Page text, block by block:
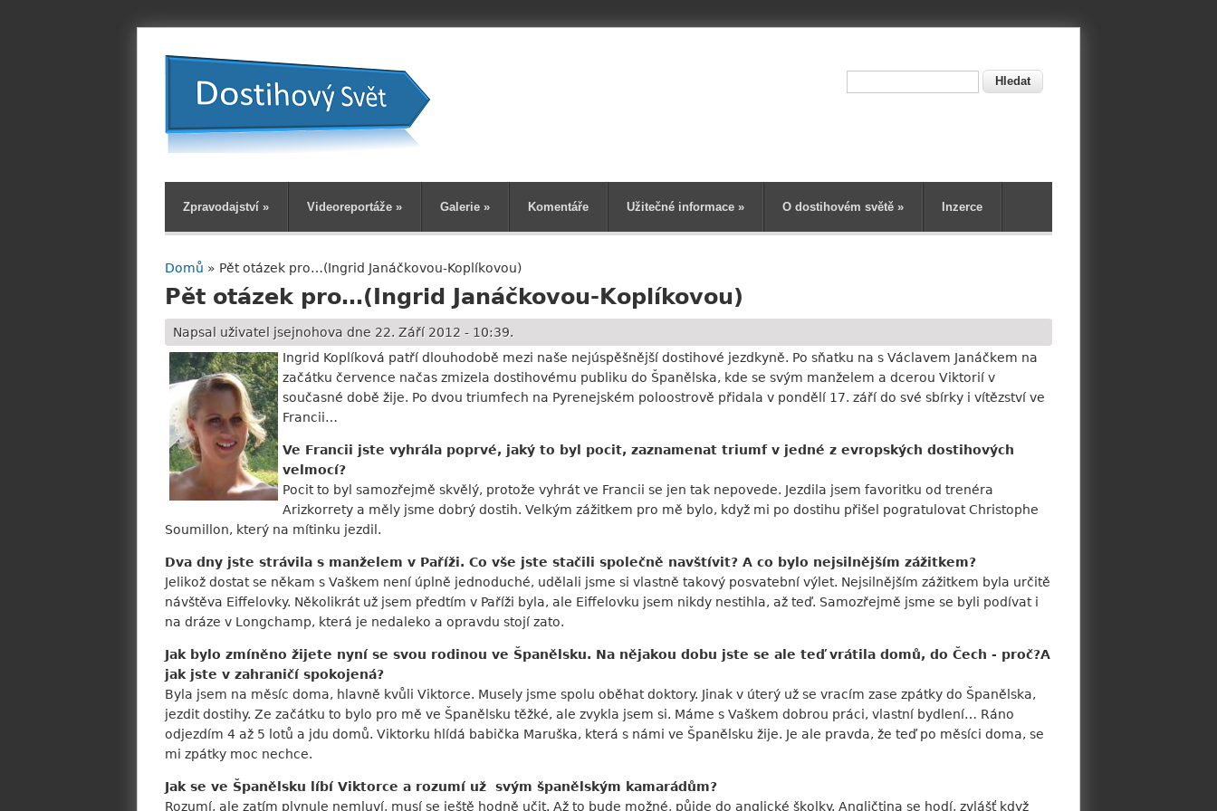
Zpravodajství » Videoreportáže » Galerie » Komentáře Užitečné informace » O dostihovém světě » Inzerce
Jste zde
Domů » Pět otázek pro…(Ingrid Janáčkovou-Koplíkovou)
Pět otázek pro…(Ingrid Janáčkovou-Koplíkovou)
Napsal uživatel jsejnohova dne 22. Září 2012 - 10:39.
Ingrid Koplíková patří dlouhodobě mezi naše nejúspěšnější dostihové jezdkyně. Po sňatku na s Václavem Janáčkem na
začátku července načas zmizela dostihovému publiku do Španělska, kde se svým manželem a dcerou Viktorií v
současné době žije. Po dvou triumfech na Pyrenejském poloostrově přidala v pondělí 17. září do své sbírky i vítězství ve
Francii…
Ve Francii jste vyhrála poprvé, jaký to byl pocit, zaznamenat triumf v jedné z evropských dostihových
velmocí?
Pocit to byl samozřejmě skvělý, protože vyhrát ve Francii se jen tak nepovede. Jezdila jsem favoritku od trenéra
Arizkorrety a měly jsme dobrý dostih. Velkým zážitkem pro mě bylo, když mi po dostihu přišel pogratulovat Christophe
Soumillon, který na mítinku jezdil.
Dva dny jste strávila s manželem v Paříži. Co vše jste stačili společně navštívit? A co bylo nejsilnějším zážitkem?
Jelikož dostat se někam s Vaškem není úplně jednoduché, udělali jsme si vlastně takový posvatební výlet. Nejsilnějším zážitkem byla určitě
návštěva Eiffelovky. Několikrát už jsem předtím v Paříži byla, ale Eiffelovku jsem nikdy nestihla, až teď. Samozřejmě jsme se byli podívat i
na dráze v Longchamp, která je nedaleko a opravdu stojí zato.
Jak bylo zmíněno žijete nyní se svou rodinou ve Španělsku. Na nějakou dobu jste se ale teď vrátila domů, do Čech - proč?A
jak jste v zahraničí spokojená?
Byla jsem na měsíc doma, hlavně kvůli Viktorce. Musely jsme spolu oběhat doktory. Jinak v úterý už se vracím zase zpátky do Španělska,
jezdit dostihy. Ze začátku to bylo pro mě ve Španělsku těžké, ale zvykla jsem si. Máme s Vaškem dobrou práci, vlastní bydlení… Ráno
odjezdím 4 až 5 lotů a jdu domů. Viktorku hlídá babička Maruška, která s námi ve Španělsku žije. Je ale pravda, že teď po měsíci doma, se
mi zpátky moc nechce.
Jak se ve Španělsku líbí Viktorce a rozumí už svým španělským kamarádům?
Rozumí, ale zatím plynule nemluví, musí se ještě hodně učit. Až to bude možné, půjde do anglické školky. Angličtina se hodí, zvlášť když